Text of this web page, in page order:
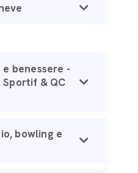
benessere -
& QC
bowling e